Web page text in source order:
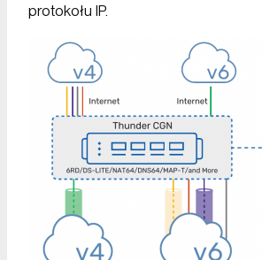
protokołu IP.